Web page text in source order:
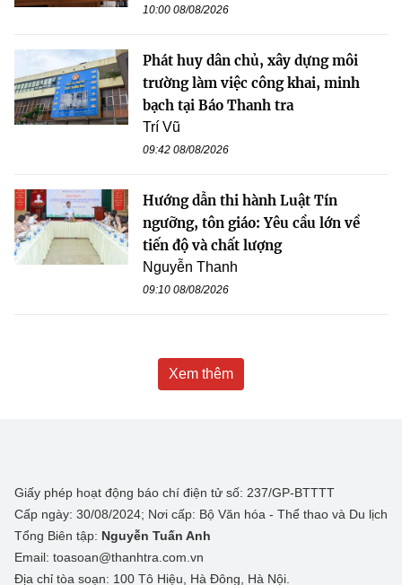
10:00 08/08/2026
Phát huy dân chủ, xây dựng môi
trường làm việc công khai, minh
bạch tại Báo Thanh tra
Trí Vũ
09:42 08/08/2026
Hướng dẫn thi hành Luật Tín
ngưỡng, tôn giáo: Yêu cầu lớn về
tiến độ và chất lượng
Nguyễn Thanh
09:10 08/08/2026
Xem thêm
Giấy phép hoạt động báo chí điện tử số: 237/GP-BTTTT
Cấp ngày: 30/08/2024; Nơi cấp: Bộ Văn hóa - Thể thao và Du lịch
Tổng Biên tập: Nguyễn Tuấn Anh
Email: toasoan@thanhtra.com.vn
Địa chỉ tòa soạn: 100 Tô Hiệu, Hà Đông, Hà Nội.